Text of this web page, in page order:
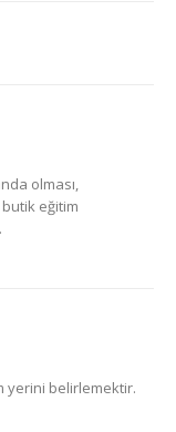
olması,
eğitim
yerini belirlemektir.